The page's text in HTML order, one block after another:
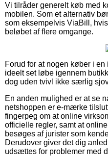
Vi tilråder generelt køb med
mobilen. Som et alternativ
som eksempelvis ViaBill,
beløbet af flere omgange.
Forud for at nogen køber i
ideelt set løbe igennem
dog uden tvivl ikke særlig
En anden mulighed er at se
netshoppen er e-mærke
fingerpeg om at online
officielle regler, samt at
besøges af jurister som
Derudover giver det dig
udsættes for problemer med